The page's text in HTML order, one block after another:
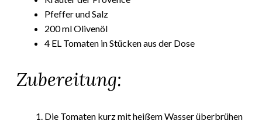
Pfeffer und Salz
200 ml Olivenöl
4 EL Tomaten in Stücken aus der Dose
Zubereitung:
Die Tomaten kurz mit heißem Wasser überbrühen